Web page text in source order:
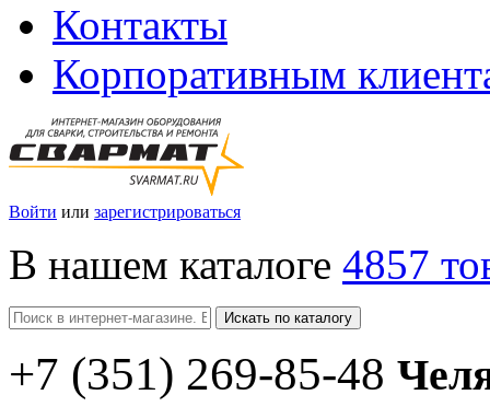
Контакты
Корпоративным
Войти или зарегистрироваться
В нашем каталоге 4857
Искать по каталогу
+7 (351) 269-85-48